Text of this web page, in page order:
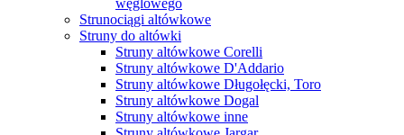
węglowego
Strunociągi altówkowe
Struny do altówki
Struny altówkowe Corelli
Struny altówkowe D'Addario
Struny altówkowe Długołęcki, Toro
Struny altówkowe Dogal
Struny altówkowe inne